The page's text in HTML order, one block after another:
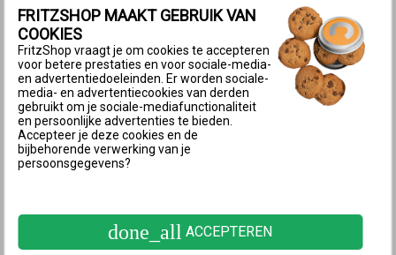
is, is de FRITZ!Box nietingesteld als Mesh Master
2 Oproepen naar het buitenland en speciale
telefoonnummers mogelijk maken
Nadat in de Mesh de telefonie is ingesteld, zijn met
deMesh Repeateralleen oproepen naar binnenlandse
telefoonnummers en alarmnummers mogelijk. Je kunt
deze beveiligingsfunctie deactiveren:
op ‘Telefonie’.
Klik in het menu ‘Telefonie’ op ‘Eigen
FRITZSHOP MAAKT GEBRUIK VAN
COOKIES
FritzShop vraagt je om cookies te accepteren
voor betere prestaties en voor sociale-media-
en advertentiedoeleinden. Er worden sociale-
media- en advertentiecookies van derden
gebruikt om je sociale-mediafunctionaliteit
en persoonlijke advertenties te bieden.
Accepteer je deze cookies en de
bijbehorende verwerking van je
persoonsgegevens?
done_all ACCEPTEREN